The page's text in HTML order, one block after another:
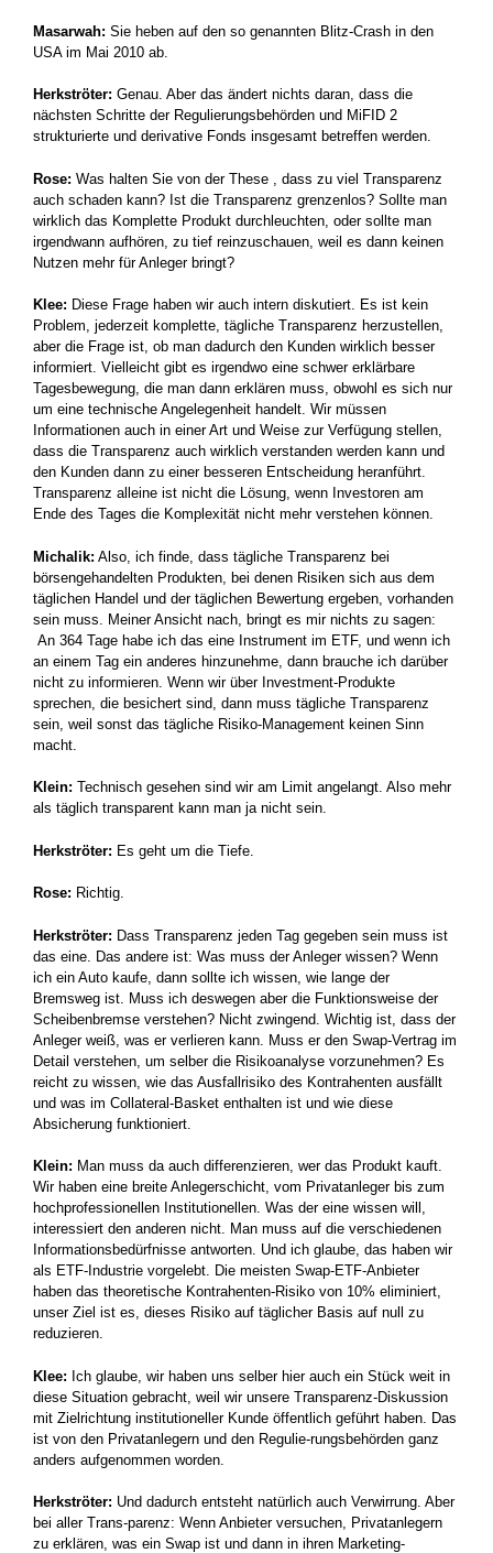
Masarwah: Sie heben auf den so genannten Blitz-Crash in den
USA im Mai 2010 ab.
Herkströter: Genau. Aber das ändert nichts daran, dass die
nächsten Schritte der Regulierungsbehörden und MiFID 2
strukturierte und derivative Fonds insgesamt betreffen werden.
Rose: Was halten Sie von der These , dass zu viel Transparenz
auch schaden kann? Ist die Transparenz grenzenlos? Sollte man
wirklich das Komplette Produkt durchleuchten, oder sollte man
irgendwann aufhören, zu tief reinzuschauen, weil es dann keinen
Nutzen mehr für Anleger bringt?
Klee: Diese Frage haben wir auch intern diskutiert. Es ist kein
Problem, jederzeit komplette, tägliche Transparenz herzustellen,
aber die Frage ist, ob man dadurch den Kunden wirklich besser
informiert. Vielleicht gibt es irgendwo eine schwer erklärbare
Tagesbewegung, die man dann erklären muss, obwohl es sich nur
um eine technische Angelegenheit handelt. Wir müssen
Informationen auch in einer Art und Weise zur Verfügung stellen,
dass die Transparenz auch wirklich verstanden werden kann und
den Kunden dann zu einer besseren Entscheidung heranführt.
Transparenz alleine ist nicht die Lösung, wenn Investoren am
Ende des Tages die Komplexität nicht mehr verstehen können.
Michalik: Also, ich finde, dass tägliche Transparenz bei
börsengehandelten Produkten, bei denen Risiken sich aus dem
täglichen Handel und der täglichen Bewertung ergeben, vorhanden
sein muss. Meiner Ansicht nach, bringt es mir nichts zu sagen:
An 364 Tage habe ich das eine Instrument im ETF, und wenn ich
an einem Tag ein anderes hinzunehme, dann brauche ich darüber
nicht zu informieren. Wenn wir über Investment-Produkte
sprechen, die besichert sind, dann muss tägliche Transparenz
sein, weil sonst das tägliche Risiko-Management keinen Sinn
macht.
Klein: Technisch gesehen sind wir am Limit angelangt. Also mehr
als täglich transparent kann man ja nicht sein.
Herkströter: Es geht um die Tiefe.
Rose: Richtig.
Herkströter: Dass Transparenz jeden Tag gegeben sein muss ist
das eine. Das andere ist: Was muss der Anleger wissen? Wenn
ich ein Auto kaufe, dann sollte ich wissen, wie lange der
Bremsweg ist. Muss ich deswegen aber die Funktionsweise der
Scheibenbremse verstehen? Nicht zwingend. Wichtig ist, dass der
Anleger weiß, was er verlieren kann. Muss er den Swap-Vertrag im
Detail verstehen, um selber die Risikoanalyse vorzunehmen? Es
reicht zu wissen, wie das Ausfallrisiko des Kontrahenten ausfällt
und was im Collateral-Basket enthalten ist und wie diese
Absicherung funktioniert.
Klein: Man muss da auch differenzieren, wer das Produkt kauft.
Wir haben eine breite Anlegerschicht, vom Privatanleger bis zum
hochprofessionellen Institutionellen. Was der eine wissen will,
interessiert den anderen nicht. Man muss auf die verschiedenen
Informationsbedürfnisse antworten. Und ich glaube, das haben wir
als ETF-Industrie vorgelebt. Die meisten Swap-ETF-Anbieter
haben das theoretische Kontrahenten-Risiko von 10% eliminiert,
unser Ziel ist es, dieses Risiko auf täglicher Basis auf null zu
reduzieren.
Klee: Ich glaube, wir haben uns selber hier auch ein Stück weit in
diese Situation gebracht, weil wir unsere Transparenz-Diskussion
mit Zielrichtung institutioneller Kunde öffentlich geführt haben. Das
ist von den Privatanlegern und den Regulie-rungsbehörden ganz
anders aufgenommen worden.
Herkströter: Und dadurch entsteht natürlich auch Verwirrung. Aber
bei aller Trans-parenz: Wenn Anbieter versuchen, Privatanlegern
zu erklären, was ein Swap ist und dann in ihren Marketing-